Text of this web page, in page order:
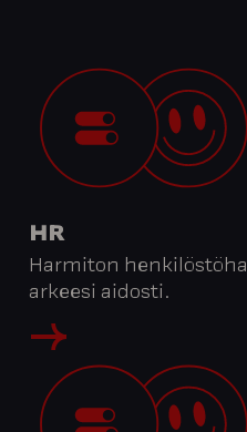
HR
Harmiton
arkeesi aidosti.